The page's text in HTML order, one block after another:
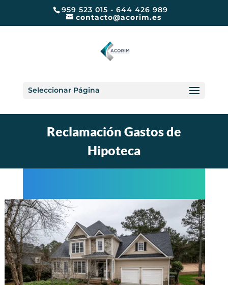
959 523 015 - 644 426 989
contacto@acorim.es
Seleccionar Página
Reclamación Gastos de
Hipoteca